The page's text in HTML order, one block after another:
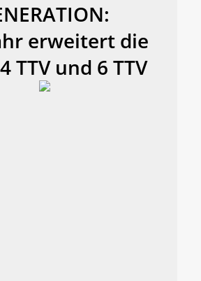
erweitert die
TTV und 6 TTV